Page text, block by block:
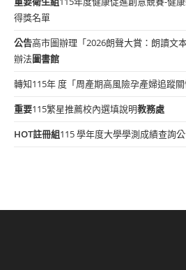
得獎名單
公告高市圖辦理「2026朗聲大賞：朗讀文
辦法圖書館
轉知115年 度「周產期高風險孕產婦追蹤關
重要115繁星推薦校內選填說明教務處
HOT註冊組115 學年度大學學測成績查詢